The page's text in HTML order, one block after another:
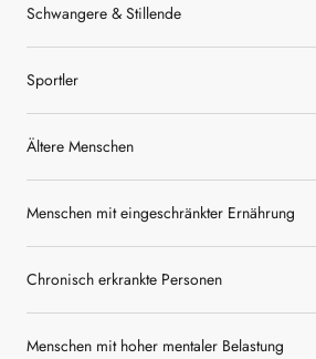
Schwangere & Stillende
Sportler
Ältere Menschen
Menschen mit eingeschränkter Ernährung
Chronisch erkrankte Personen
Menschen mit hoher mentaler Belastung